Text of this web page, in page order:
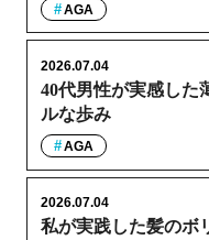
AGA
40代男性が実感した
ルな歩み
2026.07.04
AGA
私が実践した髪のボ
2026.07.04